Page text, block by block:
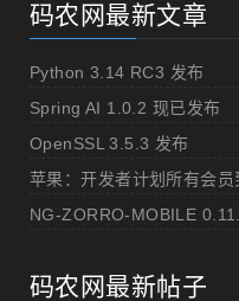
码农网最新文章
Python 3.14 RC3 发布
Spring AI 1.0.2 现已发布
OpenSSL 3.5.3 发布
苹果：开发者计划所有会
码农网最新帖子